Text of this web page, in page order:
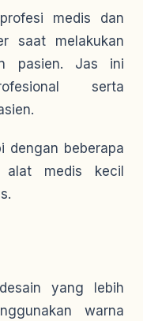
medis dan
saat melakukan
pasien. Jas ini
serta
dengan beberapa
alat medis kecil
yang lebih
warna